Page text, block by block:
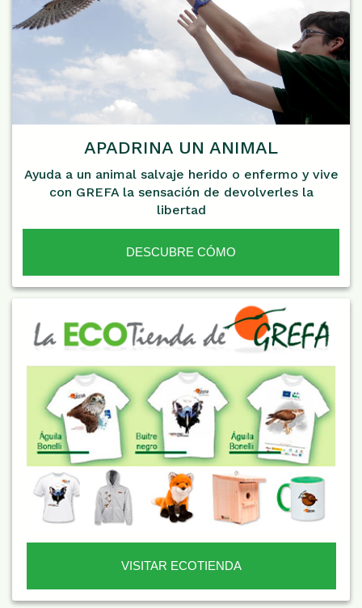
APADRINA UN ANIMAL
Ayuda a un animal salvaje herido o enfermo y vive
con GREFA la sensación de devolverles la
libertad
DESCUBRE CÓMO
VISITAR ECOTIENDA